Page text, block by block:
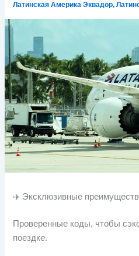
Латинская Америка Эквадор,
✈️ Эксклюзивные
Проверенные коды, чтобы
поездке.